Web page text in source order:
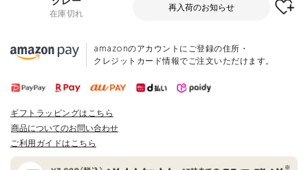
在庫切れ
再入荷のお知らせ
amazonのアカウントにご登録の住所・
クレジットカード情報でご注文いただけます。
ギフトラッピングはこちら
商品についてのお問い合わせ
ご利用ガイドはこちら